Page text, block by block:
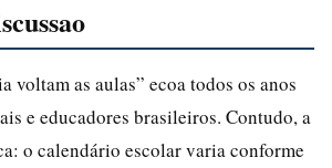
voltam as aulas” ecoa todos os anos
e educadores brasileiros. Contudo, a
o calendário escolar varia conforme